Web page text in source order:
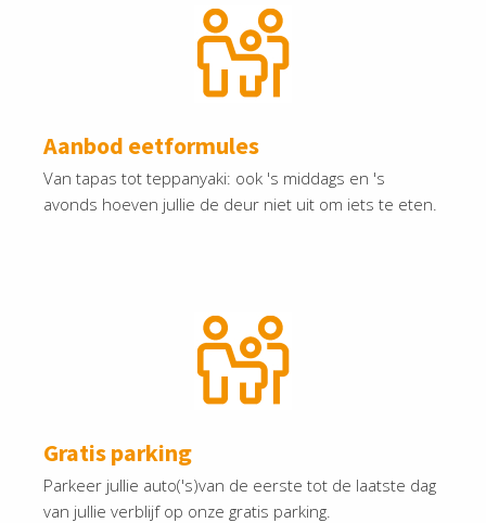
Aanbod eetformules
Van tapas tot teppanyaki: ook 's middags en 's
avonds hoeven jullie de deur niet uit om iets te eten.
Gratis parking
Parkeer jullie auto('s)van de eerste tot de laatste dag
van jullie verblijf op onze gratis parking.